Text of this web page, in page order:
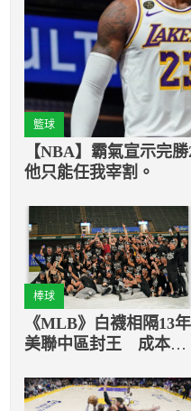
籃球
【NBA】霸氣宣示完
他只能任我宰割。
棒球
《MLB》白襪相隔13年
美聯中區封王 成本季